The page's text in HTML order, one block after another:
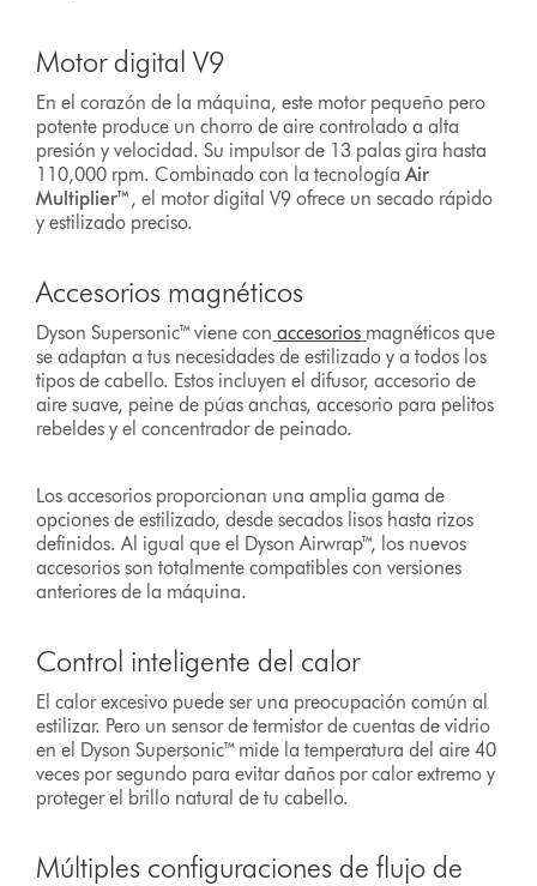
Motor digital V9
En el corazón de la máquina, este motor pequeño pero
potente produce un chorro de aire controlado a alta
presión y velocidad. Su impulsor de 13 palas gira hasta
110,000 rpm. Combinado con la tecnologíaAir
Multiplier™ , el motor digital V9 ofrece un secado rápido
y estilizado preciso.
Accesorios magnéticos
Dyson Supersonic™ viene con accesorios magnéticos que
se adaptan a tus necesidades de estilizado y a todos los
tipos de cabello. Estos incluyen el difusor, accesorio de
aire suave, peine de púas anchas, accesorio para pelitos
rebeldes y el concentrador de peinado.
Los accesorios proporcionan una amplia gama de
opciones de estilizado, desde secados lisos hasta rizos
definidos. Al igual que el Dyson Airwrap™, los nuevos
accesorios son totalmente compatibles con versiones
anteriores de la máquina.
Control inteligente del calor
El calor excesivo puede ser una preocupación común al
estilizar. Pero un sensor de termistor de cuentas de vidrio
en el Dyson Supersonic™ mide la temperatura del aire 40
veces por segundo para evitar daños por calor extremo y
proteger el brillo natural de tu cabello.
Múltiples configuraciones de flujo de